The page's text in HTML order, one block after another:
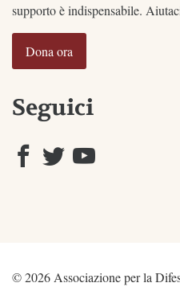
supporto è indispensabile.
Dona ora
Seguici
© 2026 Associazione per la